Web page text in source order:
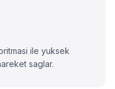
ile yuksek
saglar.